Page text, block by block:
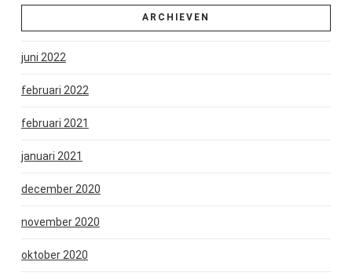
ARCHIEVEN
juni 2022
februari 2022
februari 2021
januari 2021
december 2020
november 2020
oktober 2020